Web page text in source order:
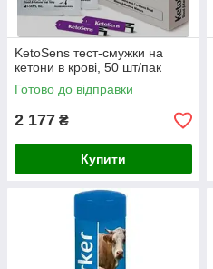
KetoSens тест-смужки на
кетони в крові, 50 шт/пак
Готово до відправки
2 177 ₴
Купити